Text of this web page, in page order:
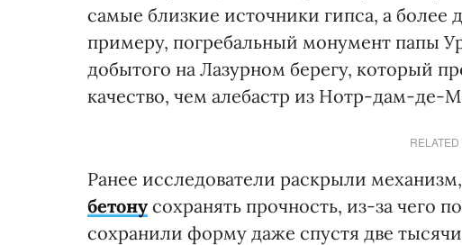
самые близкие источники гипса, а более
примеру, погребальный монумент папы
добытого на Лазурном берегу, который
качество, чем алебастр из Нотр-дам-де-
Ранее исследователи раскрыли
бетону сохранять прочность, из-за чего
сохранили форму даже спустя две